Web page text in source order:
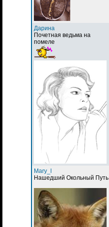
Дарина
Почетная ведьма на
помеле
Mary_l
Нашедший Окольный Путь